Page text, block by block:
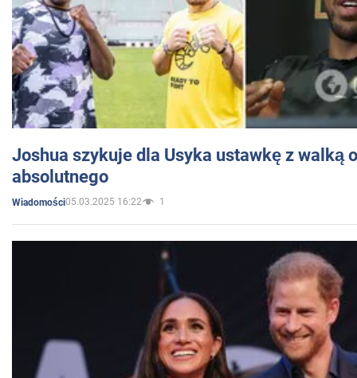
Joshua szykuje dla Usyka ustawkę z walką
absolutnego
Wiadomości05.03.2025 16:22 1